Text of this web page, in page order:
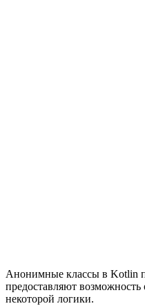
Анонимные классы в Kotlin
предоставляют возможность
некоторой логики.